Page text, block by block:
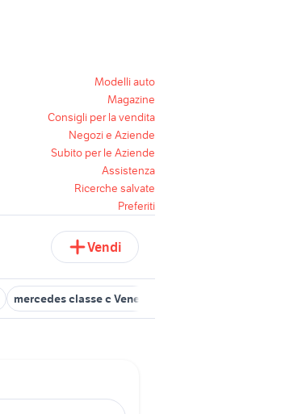
Modelli auto
Magazine
Consigli per la vendita
Negozi e Aziende
Subito per le Aziende
Assistenza
Ricerche salvate
Preferiti
Vendi
mercedes classe c Veneto